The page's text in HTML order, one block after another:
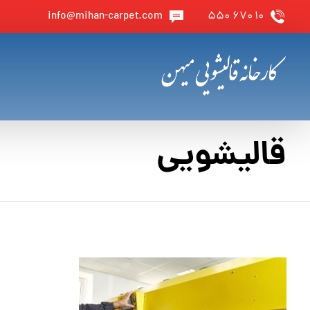
۱۰ ۶۷۰ ۵۵۰ info@mihan-carpet.com
قالیشویی